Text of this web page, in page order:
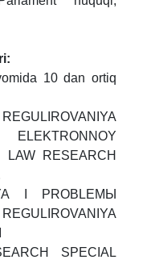
10 dan ortiq
LAW RESEARCH
I PROBLЕMЫ
SPECIAL